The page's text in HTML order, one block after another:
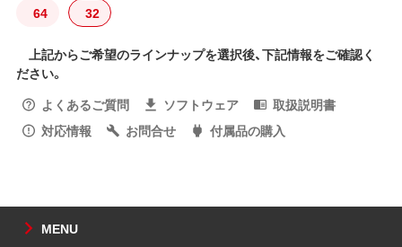
64 32
上記からご希望のラインナップを選択後、下記情報をご確認く
ださい。
よくあるご質問
ソフトウェア
取扱説明書
対応情報
お問合せ 付属品の購入
MENU